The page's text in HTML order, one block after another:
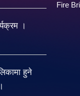
।
हुने
Fire